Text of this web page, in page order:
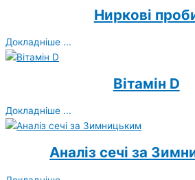
Ниркові
Докладніше ...
Вітамін D
Докладніше ...
Аналіз сечі за